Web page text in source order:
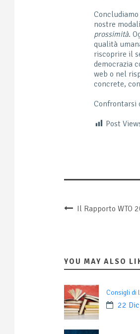
nostre
prossimità.
qualità
riscoprire il
democrazia
web o nel
concrete,
Confrontarsi
Post
Il Rapporto WTO
YOU MAY ALSO
Consigli di
22